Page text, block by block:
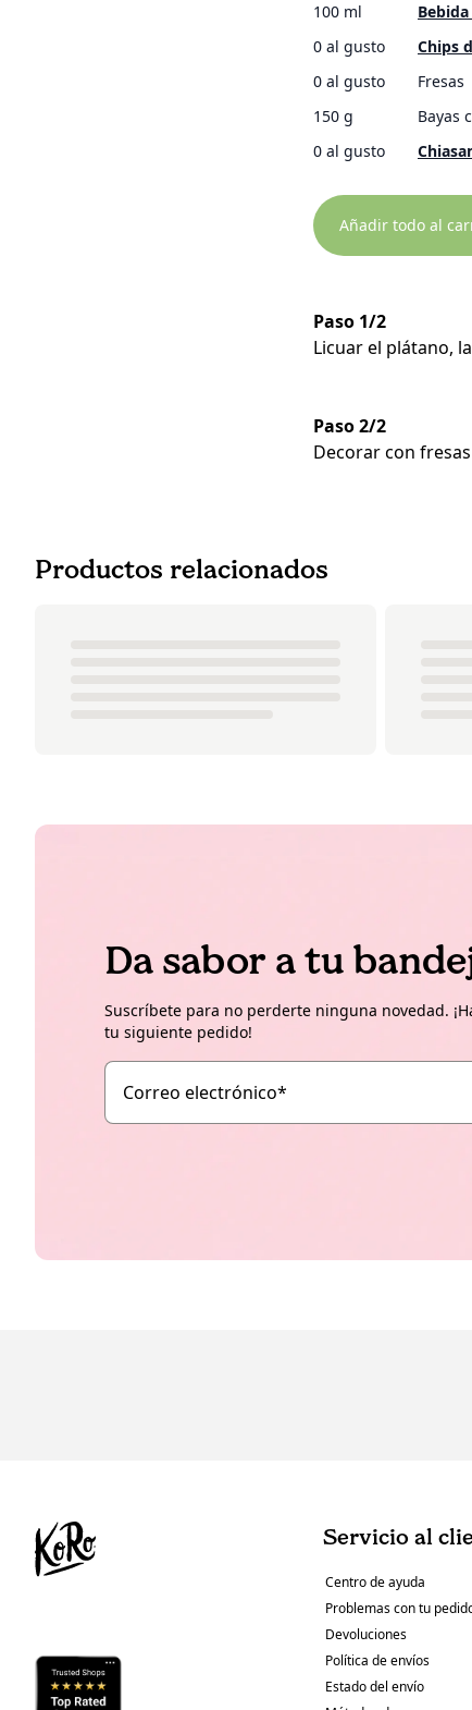
100 ml
0 al gusto
Chips
0 al gusto
Fresas
150 g
Bayas
0 al gusto
Añadir todo al
Paso 1/2
Licuar el plátano,
Paso 2/2
Decorar con
Productos relacionados
Da sabor a tu
Suscríbete para no perderte ninguna novedad.
tu siguiente pedido!
Correo electrónico*
Servicio al
Centro de ayuda
Problemas con tu
Devoluciones
Política de envíos
Estado del envío